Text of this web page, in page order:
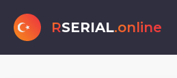
RSERIAL.online